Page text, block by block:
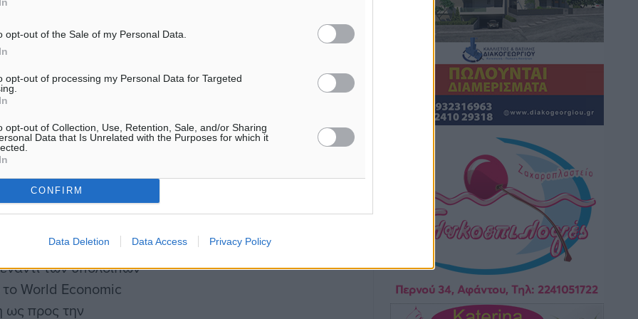
opt-out of the Sale of my Personal Data.
opt-out of processing my Personal Data for Targeted
opt-out of Collection, Use, Retention, Sale, and/or Sharing
Data that Is Unrelated with the Purposes for which it
CONFIRM
Data Deletion Data Access Privacy Policy
τομέα και τις
ανάπτυξη της
με πρόσφατη
Ελλάδα,
στους
από εγχώριους
από την
στη μεγαλύτερη
των υπολοίπων
World Economic
ως προς την
Κικίλιας: Μειώθηκαν κατά 34% οι
μεταναστευτικές ροές στα θαλάσσια
σύνορα
πριν 9 ώρες
Κως: Γερμανός τουρίστας κέρδισε
αποζημίωση 900 ευρώ επειδή δεν
βρήκε ξαπλώστρες στις οικογενειακές
διακοπές του
Τοπικές Ειδήσεις• πριν 9 ώρες
Ο γεωεντοπισμός μέσω 112 «έσωσε»
Τοπικές Ειδήσεις• πριν 9 ώρες
Σύμη: Ανασύρθηκε σορός άνδρα –